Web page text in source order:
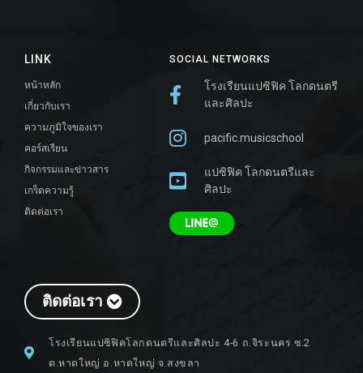
ติดต่อเรา
โรงเรียนแปซิฟิคโลกดนตรีและศิลปะ 4-6 ถ.จิระนคร ซ.2
ต.หาดใหญ่ อ.หาดใหญ่ จ.สงขลา
SOCIAL NETWORKS
โรงเรียนแปซิฟิค โลกดนตรี
และศิลปะ
pacific.musicschool
แปซิฟิค โลกดนตรีและ
ศิลปะ
LINK
หน้าหลัก
เกี่ยวกับเรา
ความภูมิใจของเรา
คอร์สเรียน
กิจกรรมและข่าวสาร
เกร็ดความรู้
ติดต่อเรา